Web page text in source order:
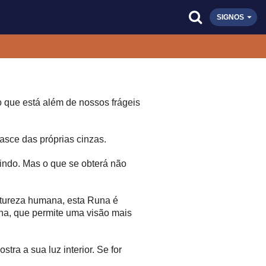
SIGNOS
que está além de nossos frágeis
das próprias cinzas.
Mas o que se obterá não
humana, esta Runa é
que permite uma visão mais
a sua luz interior. Se for